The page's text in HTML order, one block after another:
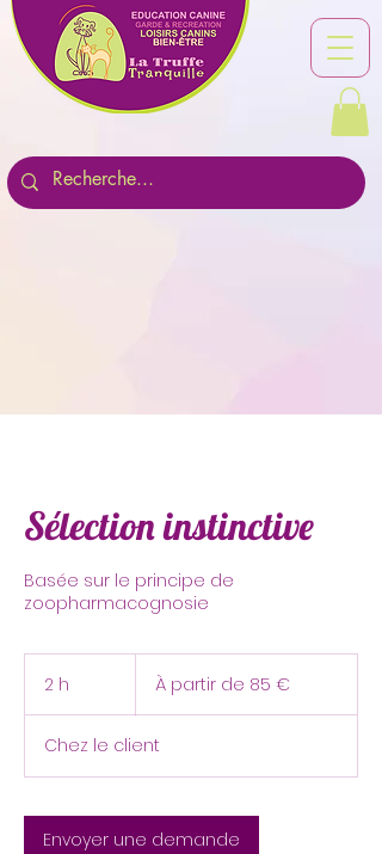
Sélection instinctive
Basée sur le principe de
zoopharmacognosie
2 h
partir
euros
À partir de 85 €
Chez le client
Envoyer une demande